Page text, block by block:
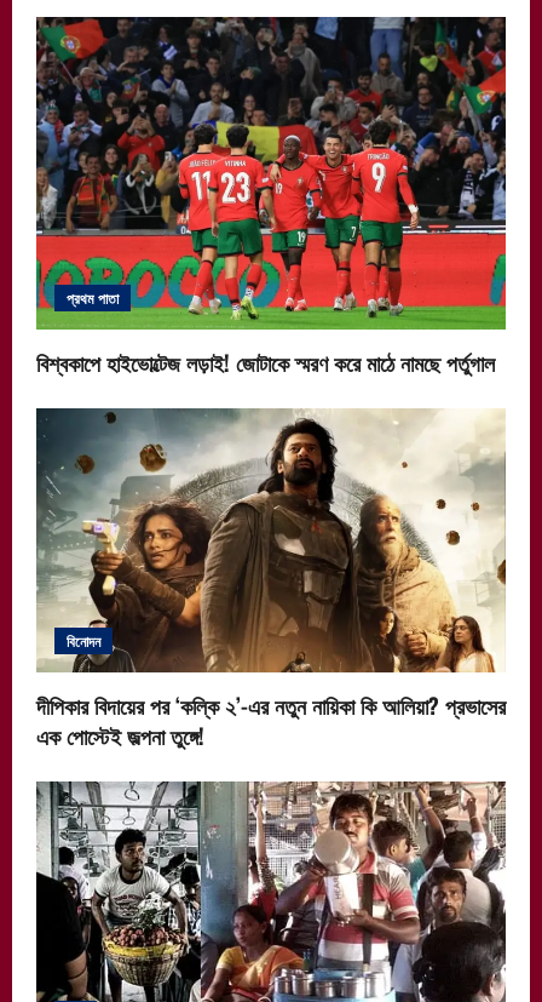
প্রথম পাতা
বিশ্বকাপে হাইভোল্টেজ লড়াই! জোটাকে স্মরণ করে মাঠে নামছে পর্তুগাল
বিনোদন
দীপিকার বিদায়ের পর ‘কল্কি ২’-এর নতুন নায়িকা কি আলিয়া? প্রভাসের
এক পোস্টেই জল্পনা তুঙ্গে!